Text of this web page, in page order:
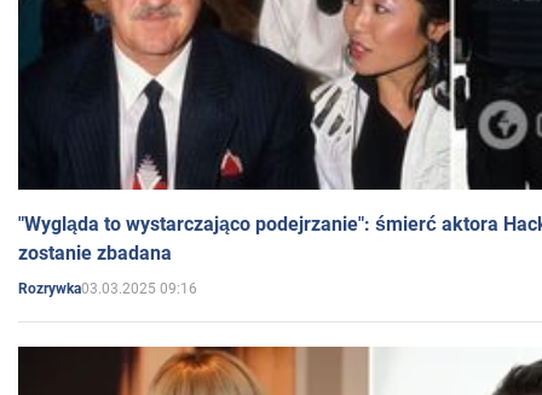
"Wygląda to wystarczająco podejrzanie": śmierć aktora
zostanie zbadana
Rozrywka03.03.2025 09:16